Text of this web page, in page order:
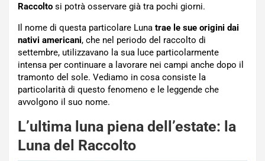
Raccolto si potrà osservare già tra pochi giorni.
Il nome di questa particolare Luna trae le sue origini dai
nativi americani, che nel periodo del raccolto di
settembre, utilizzavano la sua luce particolarmente
intensa per continuare a lavorare nei campi anche dopo il
tramonto del sole. Vediamo in cosa consiste la
particolarità di questo fenomeno e le leggende che
avvolgono il suo nome.
L’ultima luna piena dell’estate: la
Luna del Raccolto